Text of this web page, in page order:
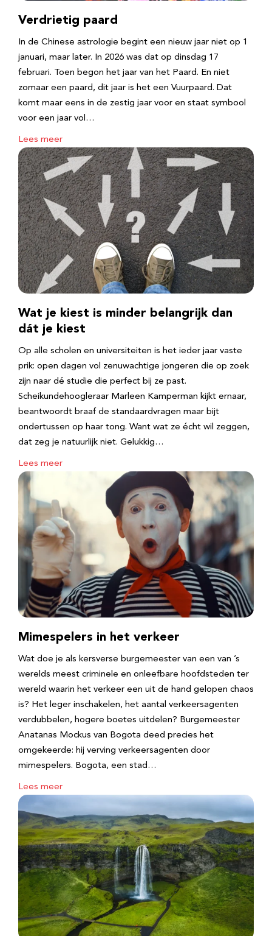
Verdrietig paard
In de Chinese astrologie begint een nieuw jaar niet op 1
januari, maar later. In 2026 was dat op dinsdag 17
februari. Toen begon het jaar van het Paard. En niet
zomaar een paard, dit jaar is het een Vuurpaard. Dat
komt maar eens in de zestig jaar voor en staat symbool
voor een jaar vol…
Lees meer
Wat je kiest is minder belangrijk dan
dát je kiest
Op alle scholen en universiteiten is het ieder jaar vaste
prik: open dagen vol zenuwachtige jongeren die op zoek
zijn naar dé studie die perfect bij ze past.
Scheikundehoogleraar Marleen Kamperman kijkt ernaar,
beantwoordt braaf de standaardvragen maar bijt
ondertussen op haar tong. Want wat ze écht wil zeggen,
dat zeg je natuurlijk niet. Gelukkig…
Lees meer
Mimespelers in het verkeer
Wat doe je als kersverse burgemeester van een van ’s
werelds meest criminele en onleefbare hoofdsteden ter
wereld waarin het verkeer een uit de hand gelopen chaos
is? Het leger inschakelen, het aantal verkeersagenten
verdubbelen, hogere boetes uitdelen? Burgemeester
Anatanas Mockus van Bogota deed precies het
omgekeerde: hij verving verkeersagenten door
mimespelers. Bogota, een stad…
Lees meer